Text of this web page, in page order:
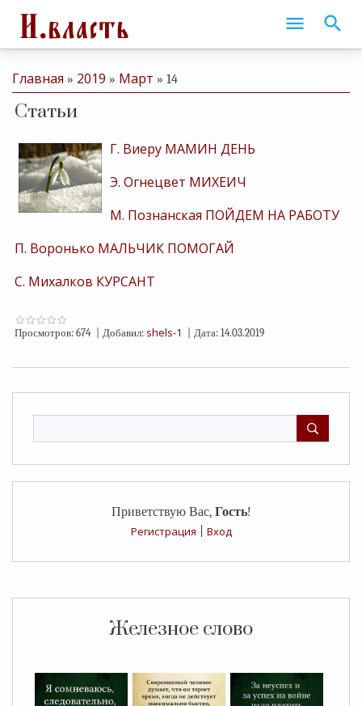
Приветствую Вас, Гость!
Регистрация
Вход
Железное слово
Главная » 2019 » Март » 14
Статьи
Г. Виеру МАМИН ДЕНЬ
Э. Огнецвет МИХЕИЧ
М. Познанская ПОЙДЕМ НА РАБОТУ
П. Воронько МАЛЬЧИК ПОМОГАЙ
С. Михалков КУРСАНТ
Просмотров: 674 Добавил: shels-1 Дата: 14.03.2019